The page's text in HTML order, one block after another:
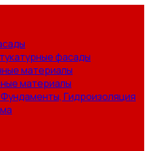
фасады
материалы
материалы
Гидроизоляция